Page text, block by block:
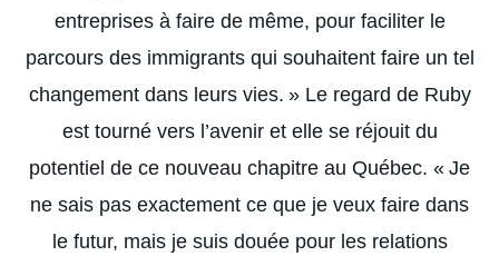
entreprises à faire de même, pour faciliter le
parcours des immigrants qui souhaitent faire un tel
changement dans leurs vies. » Le regard de Ruby
est tourné vers l’avenir et elle se réjouit du
potentiel de ce nouveau chapitre au Québec. « Je
ne sais pas exactement ce que je veux faire dans
le futur, mais je suis douée pour les relations